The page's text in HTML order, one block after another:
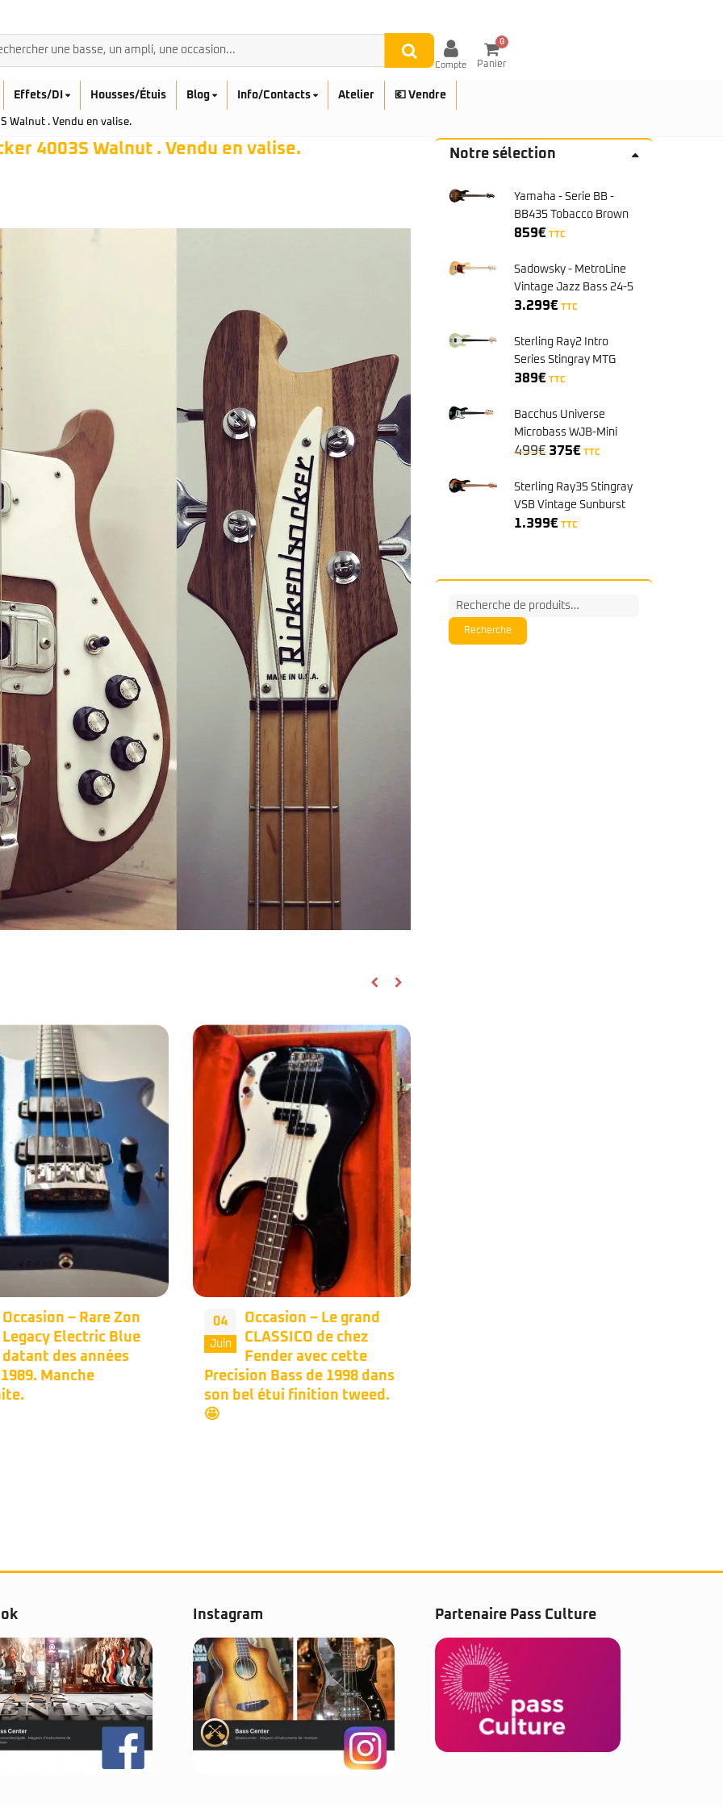
Compte
0
Panier
Classic Vibe Mustang
Paranormal
Sterling by Music Man
Série Stingray Short Scale
Serie Stingray Ray2 Intro Series
Serie Stingray Ray4/5
Serie Stingray Ray24/25
Serie Stingray Ray34/35
Warwick / Rockbass
Yamaha
Serie BB
Serie TRB
Serie TRBX
Signature
Takamine
BASSES UKULÉLÉS
Cordoba
Fender
Kala
Ortega
Effets/DI Housses/Étuis Blog Info/Contacts Atelier 💶 Vendre
Walnut . Vendu en valise.
4003S Walnut . Vendu en valise.
Occasion – Le grand
CLASSICO de chez
Fender avec cette
Bass de 1998 dans
étui finition tweed.
17
Mai
Occasion – Fender
Jazz Bass Plus ‘90s.
Micros Lace Sensor et
préamp Kubicki.
Notre sélection
Yamaha - Serie BB -
BB435 Tobacco Brown
Sunburst
859€ TTC
Sadowsky - MetroLine
Vintage Jazz Bass 24-5
Ash Maple Natural
3.299€ TTC
Sterling Ray2 Intro
Series Stingray MTG
Misty Green
389€ TTC
Bacchus Universe
Microbass WJB-Mini
Black
499€ Le
initial
était :
499€.
375€Le
actuel
est :
TTC
Sterling Ray35 Stingray
VSB Vintage Sunburst
1.399€ TTC
Recherche
pour :
Recherche
Instagram Partenaire Pass Culture